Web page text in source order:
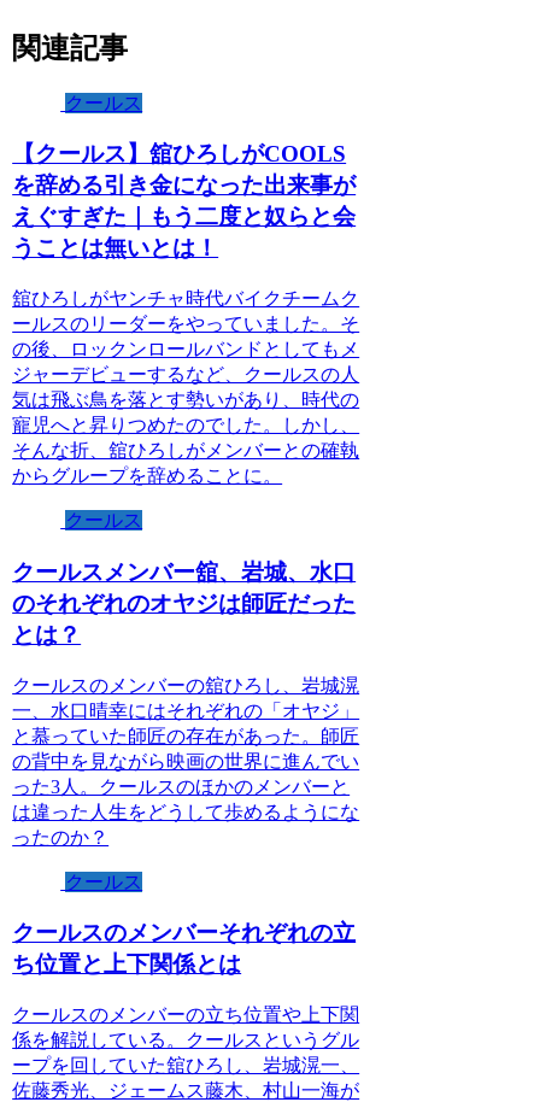
関連記事
クールス
【クールス】舘ひろしがCOOLS
を辞める引き金になった出来事が
えぐすぎた｜もう二度と奴らと会
うことは無いとは！
舘ひろしがヤンチャ時代バイクチームク
ールスのリーダーをやっていました。そ
の後、ロックンロールバンドとしてもメ
ジャーデビューするなど、クールスの人
気は飛ぶ鳥を落とす勢いがあり、時代の
寵児へと昇りつめたのでした。しかし、
そんな折、舘ひろしがメンバーとの確執
からグループを辞めることに。
クールス
クールスメンバー舘、岩城、水口
のそれぞれのオヤジは師匠だった
とは？
クールスのメンバーの舘ひろし、岩城滉
一、水口晴幸にはそれぞれの「オヤジ」
と慕っていた師匠の存在があった。師匠
の背中を見ながら映画の世界に進んでい
った3人。クールスのほかのメンバーと
は違った人生をどうして歩めるようにな
ったのか？
クールス
クールスのメンバーそれぞれの立
ち位置と上下関係とは
クールスのメンバーの立ち位置や上下関
係を解説している。クールスというグル
ープを回していた舘ひろし、岩城滉一、
佐藤秀光、ジェームス藤木、村山一海が